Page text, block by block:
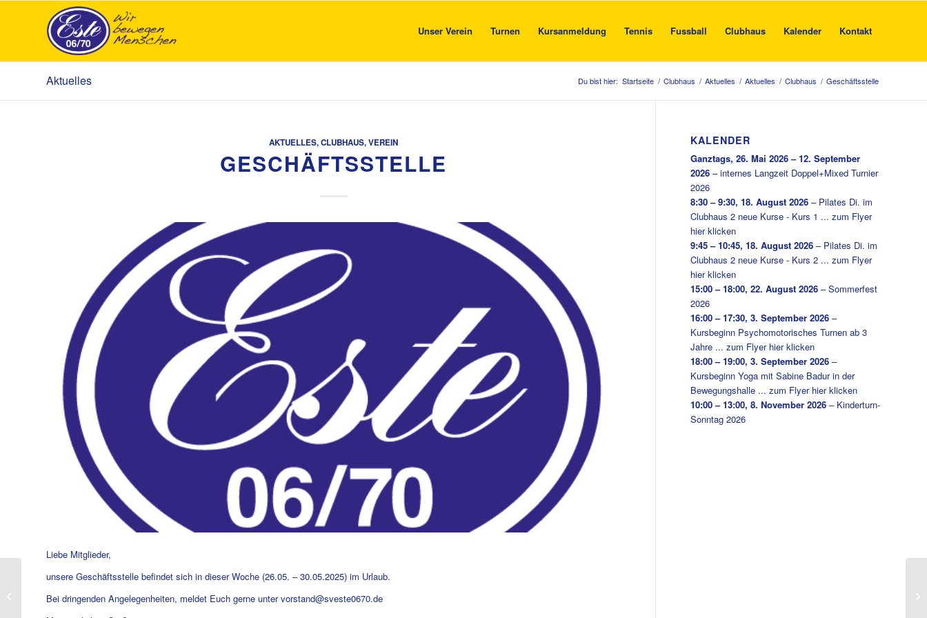
Unser Verein Turnen Kursanmeldung Tennis Fussball Clubhaus Kalender Kontakt
Aktuelles Du bist hier: Startseite / Clubhaus / Aktuelles / Aktuelles / Clubhaus / Geschäftsstelle
AKTUELLES,CLUBHAUS,VEREIN
GESCHÄFTSSTELLE
Liebe Mitglieder,
unsere Geschäftsstelle befindet sich in dieser Woche (26.05. – 30.05.2025) im Urlaub.
Bei dringenden Angelegenheiten, meldet Euch gerne unter vorstand@sveste0670.de
KALENDER
Ganztags,26. Mai 2026 – 12. September
2026 –internes Langzeit Doppel+Mixed Turnier
2026
8:30 – 9:30,18. August 2026 – Pilates Di. im
Clubhaus 2 neue Kurse - Kurs 1 ... zum Flyer
hier klicken
9:45 – 10:45,18. August 2026 – Pilates Di. im
Clubhaus 2 neue Kurse - Kurs 2 ... zum Flyer
hier klicken
15:00 – 18:00,22. August 2026 –Sommerfest
2026
16:00 – 17:30,3. September 2026 –
Kursbeginn Psychomotorisches Turnen ab 3
Jahre ... zum Flyer hier klicken
18:00 – 19:00,3. September 2026 –
Kursbeginn Yoga mit Sabine Badur in der
Bewegungshalle ... zum Flyer hier klicken
10:00 – 13:00,8. November 2026 – Kinderturn-
Sonntag 2026
Geschäftsstelle